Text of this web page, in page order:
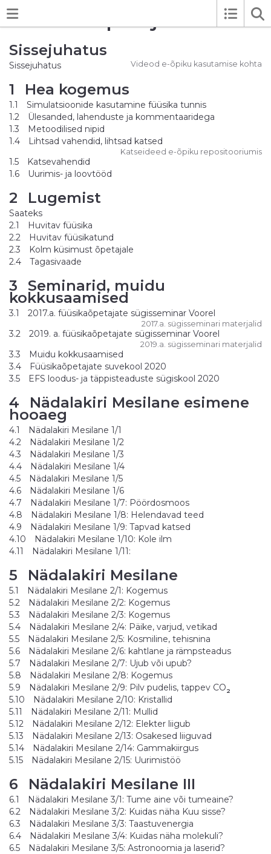
Füüsika õpetaja raamat
Sissejuhatus
Sissejuhatus Videod e-õpiku kasutamise kohta
1 Hea kogemus
1.1
Simulatsioonide kasutamine füüsika tunnis
1.2
Ülesanded, lahenduste ja kommentaaridega
1.3
Metoodilised nipid
1.4
Lihtsad vahendid, lihtsad katsed
Katseideed e-õpiku repositooriumis
1.5
Katsevahendid
1.6
Uurimis- ja loovtööd
2 Lugemist
Saateks
2.1
Huvitav füüsika
2.2
Huvitav füüsikatund
2.3
Kolm küsimust õpetajale
2.4
Tagasivaade
3 Seminarid, muidu
kokkusaamised
3.1 2017.a. füüsikaõpetajate sügisseminar Voorel
2017.a. sügisseminari materjalid
3.2 2019. a. füüsikaõpetajate sügisseminar Voorel
2019.a. sügisseminari materjalid
3.3
Muidu kokkusaamised
3.4
Füüsikaõpetajate suvekool 2020
3.5
EFS loodus- ja täppisteaduste sügiskool 2020
4 Nädalakiri Mesilane esimene
hooaeg
4.1
Nädalakiri Mesilane 1/1
4.2
Nädalakiri Mesilane 1/2
4.3
Nädalakiri Mesilane 1/3
4.4
Nädalakiri Mesilane 1/4
4.5
Nädalakiri Mesilane 1/5
4.6
Nädalakiri Mesilane 1/6
4.7
Nädalakiri Mesilane 1/7: Pöördosmoos
4.8
Nädalakiri Mesilane 1/8: Helendavad teed
4.9
Nädalakiri Mesilane 1/9: Tapvad katsed
4.10
Nädalakiri Mesilane 1/10: Kole ilm
4.11
Nädalakiri Mesilane 1/11:
5 Nädalakiri Mesilane
5.1
Nädalakiri Mesilane 2/1: Kogemus
5.2
Nädalakiri Mesilane 2/2: Kogemus
5.3
Nädalakiri Mesilane 2/3: Kogemus
5.4
Nädalakiri Mesilane 2/4: Päike, varjud, vetikad
5.5
Nädalakiri Mesilane 2/5: Kosmiline, tehisnina
5.6
Nädalakiri Mesilane 2/6: kahtlane ja rämpsteadus
5.7
Nädalakiri Mesilane 2/7: Ujub või upub?
5.8
Nädalakiri Mesilane 2/8: Kogemus
5.9
Nädalakiri Mesilane 2/9: Pilv pudelis, tappev CO2
5.10
Nädalakiri Mesilane 2/10: Kristallid
5.11
Nädalakiri Mesilane 2/11: Mullid
5.12
Nädalakiri Mesilane 2/12: Elekter liigub
5.13
Nädalakiri Mesilane 2/13: Osakesed liiguvad
5.14
Nädalakiri Mesilane 2/14: Gammakiirgus
5.15
Nädalakiri Mesilane 2/15: Uurimistöö
6 Nädalakiri Mesilane III
6.1
Nädalakiri Mesilane 3/1: Tume aine või tumeaine?
6.2
Nädalakiri Mesilane 3/2: Kuidas näha Kuu sisse?
6.3
Nädalakiri Mesilane 3/3: Taastuvenergia
6.4
Nädalakiri Mesilane 3/4: Kuidas näha molekuli?
6.5
Nädalakiri Mesilane 3/5: Astronoomia ja laserid?